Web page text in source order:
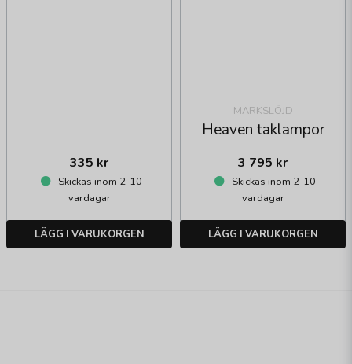
335 kr
Skickas inom 2-10
vardagar
LÄGG I VARUKORGEN
MARKSLÖJD
Heaven taklampor
3 795 kr
Skickas inom 2-10
vardagar
LÄGG I VARUKORGEN